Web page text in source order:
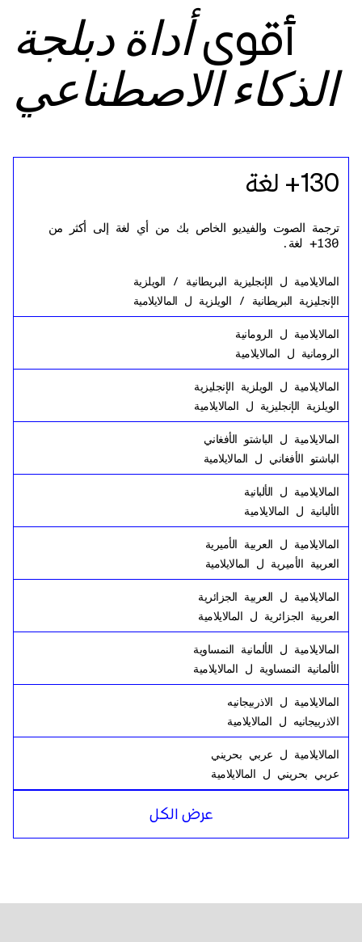
أقوىأداة دبلجة
الذكاء الاصطناعي
130+ لغة
ترجمة الصوت والفيديو الخاص بك من أي لغة إلى أكثر من
130+ لغة.
المالايلامية ل الإنجليزية البريطانية / الويلزية
الإنجليزية البريطانية / الويلزية ل المالايلامية
المالايلامية ل الرومانية
الرومانية ل المالايلامية
المالايلامية ل الويلزية الإنجليزية
الويلزية الإنجليزية ل المالايلامية
المالايلامية ل الباشتو الأفغاني
الباشتو الأفغاني ل المالايلامية
المالايلامية ل الألبانية
الألبانية ل المالايلامية
المالايلامية ل العربية الأميرية
العربية الأميرية ل المالايلامية
المالايلامية ل العربية الجزائرية
العربية الجزائرية ل المالايلامية
المالايلامية ل الألمانية النمساوية
الألمانية النمساوية ل المالايلامية
المالايلامية ل الاذربيجانيه
الاذربيجانيه ل المالايلامية
المالايلامية ل عربي بحريني
عربي بحريني ل المالايلامية
عرض الكل